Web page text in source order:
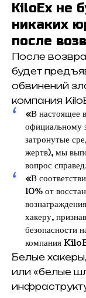
KiloEx не
никаких
после
После
будет
обвинений
компания
«В настоящее
официальному
затронутые
жертв), мы
вопрос
«В
10% от
хакеру,
безопасности
компания
Белые
или «белые